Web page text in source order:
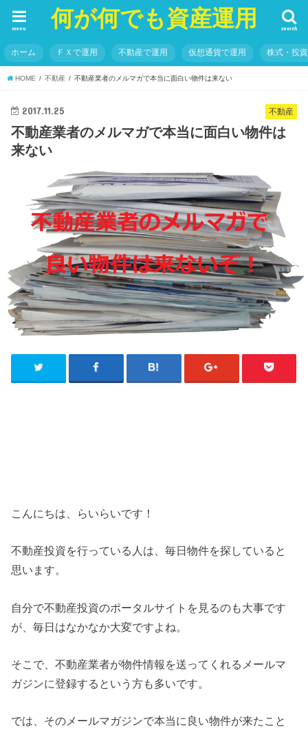
何が何でも資産運用 search
menu
ホーム ＦＸで運用 不動産で運用 仮想通貨で運用 株式・投
HOME 不動産 不動産業者のメルマガで本当に面白い物件は来ない
不動産
2017.11.25
不動産業者のメルマガで本当に面白い物件は
来ない
こんにちは、らいらいです！
不動産投資を行っている人は、毎日物件を探していると
思います。
自分で不動産投資のポータルサイトを見るのも大事です
が、毎日はなかなか大変ですよね。
そこで、不動産業者が物件情報を送ってくれるメールマ
ガジンに登録するという方も多いです。
では、そのメールマガジンで本当に良い物件が来たこと